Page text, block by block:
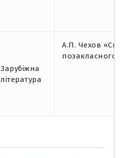
Зарубіжна
література
А.П. Чехов
позакласного